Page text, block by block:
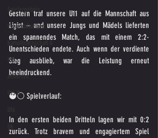
Spielergebnis
Veranstaltungen
Kampfmannschaft II
U15
Altherren
U15 B
Gestern traf unsere U11 auf die Mannschaft aus
Ligist – und unsere Jungs und Mädels lieferten
ein spannendes Match, das mit einem 2:2-
Unentschieden endete. Auch wenn der verdiente
Sieg ausblieb, war die Leistung erneut
beeindruckend.
⚫️⚪️ Spielverlauf:
In den ersten beiden Dritteln lagen wir mit 0:2
zurück. Trotz bravem und engagiertem Spiel